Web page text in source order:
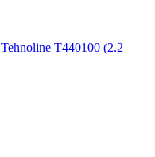
T440100 (2.2